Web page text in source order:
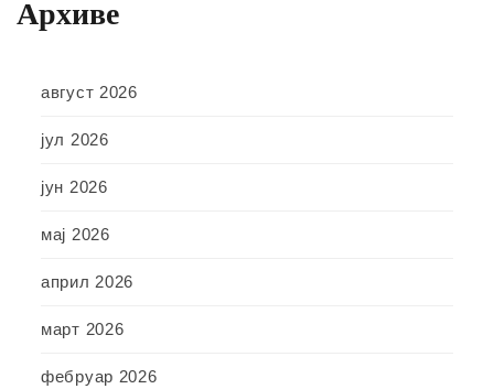
Архиве
август 2026
јул 2026
јун 2026
мај 2026
април 2026
март 2026
фебруар 2026